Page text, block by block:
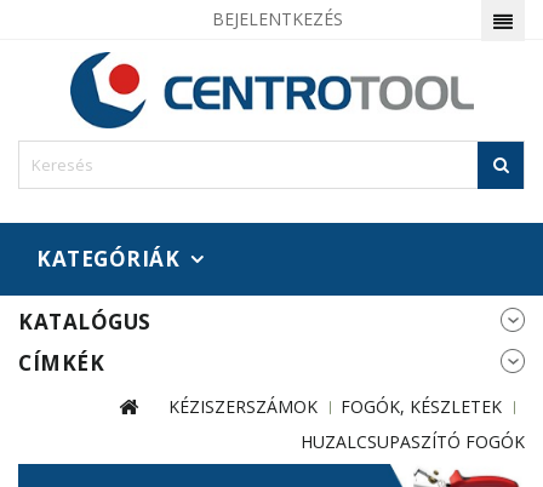
BEJELENTKEZÉS
KATEGÓRIÁK
KATALÓGUS
CÍMKÉK
KÉZISZERSZÁMOK
FOGÓK, KÉSZLETEK
HUZALCSUPASZÍTÓ FOGÓK